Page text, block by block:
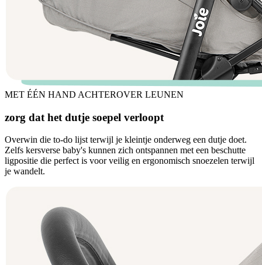
MET ÉÉN HAND ACHTEROVER LEUNEN
zorg dat het dutje soepel verloopt
Overwin die to-do lijst terwijl je kleintje onderweg een dutje doet.
Zelfs kersverse baby's kunnen zich ontspannen met een beschutte
ligpositie die perfect is voor veilig en ergonomisch snoezelen terwijl
je wandelt.